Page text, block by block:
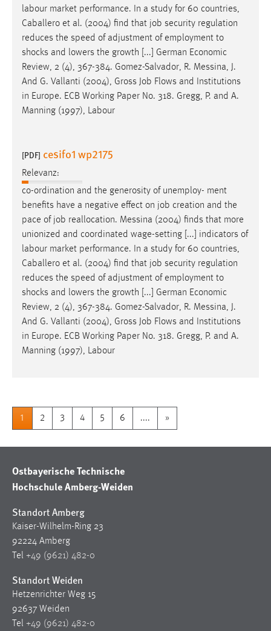
labour market performance. In a study for 60 countries,
Caballero et al. (2004) find that job security regulation
reduces the speed of adjustment of employment to
shocks and lowers the growth [...] German Economic
Review, 2 (4), 367-384. Gomez-Salvador, R. Messina, J.
And G. Vallanti (2004), Gross Job Flows and Institutions
in Europe. ECB Working Paper No. 318. Gregg, P. and A.
Manning (1997), Labour
[PDF] cesifo1 wp2175
Relevanz:
co-ordination and the generosity of unemploy- ment
benefits have a negative effect on job creation and the
pace of job reallocation. Messina (2004) finds that more
unionized and coordinated wage-setting [...] indicators of
labour market performance. In a study for 60 countries,
Caballero et al. (2004) find that job security regulation
reduces the speed of adjustment of employment to
shocks and lowers the growth [...] German Economic
Review, 2 (4), 367-384. Gomez-Salvador, R. Messina, J.
And G. Vallanti (2004), Gross Job Flows and Institutions
in Europe. ECB Working Paper No. 318. Gregg, P. and A.
Manning (1997), Labour
1 2 3 4 5 6 .... »
Ostbayerische Technische
Hochschule Amberg-Weiden
Standort Amberg
Kaiser-Wilhelm-Ring 23
92224 Amberg
Tel +49 (9621) 482-0
Standort Weiden
Hetzenrichter Weg 15
92637 Weiden
Tel +49 (9621) 482-0